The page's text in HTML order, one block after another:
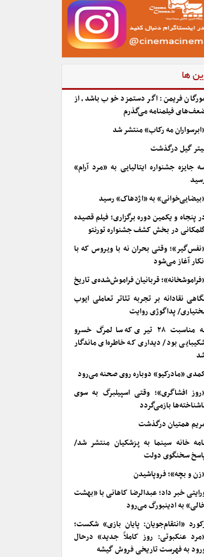
ها
فریمن: اگر دستمزد خوب باشد، از
فیلمنامه می‌گذرم
مه رکاب» منتشر شد
گیل درگذشت
جایزه جشنواره ایتالیایی به «مرد آرام»
به «اژدهاک» رسید
پنجاه و یکمین دوره برگزاری؛ فیلم قصیده
در بخش کشف جشنواره تورنتو
وقتی بحران نه با ویروس که با
آغاز می‌شود
قربانیان فراموش‌شده‌ی تاریخ
نقادانه بر تجربه تئاتر تعاملی ایوب
پداگوژی روایت
به مناسبت ۲۸ تیری که سالمرگ خسرو
بود/ دیداری که خاطره‌ای ماندگار
«مادرکیو» دوباره روی صحنه می‌رود
افشاگری»؛ وقتی اسپیلبرگ به سوی
بازمی‌گردد
همتیان درگذشت
خانه سینما به پزشکیان منتشر شد/
سخنگوی دولت
و بچه»؛ فروپاشیدن
خبر داد؛ عبدالرضا کاهانی با «بهشت
به ادینبورگ می‌رود
«انتقام‌جویان: پایان بازی» شکست؛
عنکبوتی: روز کاملاً جدید» درحال
به فهرست تاریخی فروش گیشه